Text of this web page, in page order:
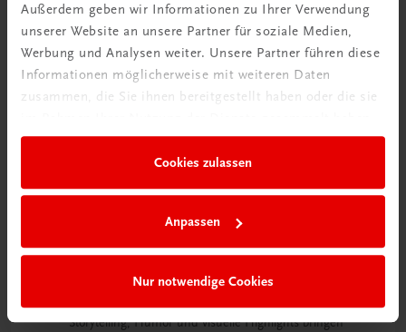
Außerdem geben wir Informationen zu Ihrer Verwendung
unserer Website an unsere Partner für soziale Medien,
Werbung und Analysen weiter. Unsere Partner führen diese
Informationen möglicherweise mit weiteren Daten
zusammen, die Sie ihnen bereitgestellt haben oder die sie
Cookies zulassen
Anpassen
Nur notwendige Cookies
Das Besondere auf einen Blick
Wissen, das bewegt
Kurze, interaktive Einheiten mit Videos, Übungen und
Trainieren, wie es passt
Freiheit, Inhalte gezielt zu vertiefen.
Storytelling, Humor und visuelle Highlights bringen